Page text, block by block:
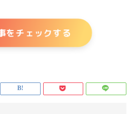
をチェックする